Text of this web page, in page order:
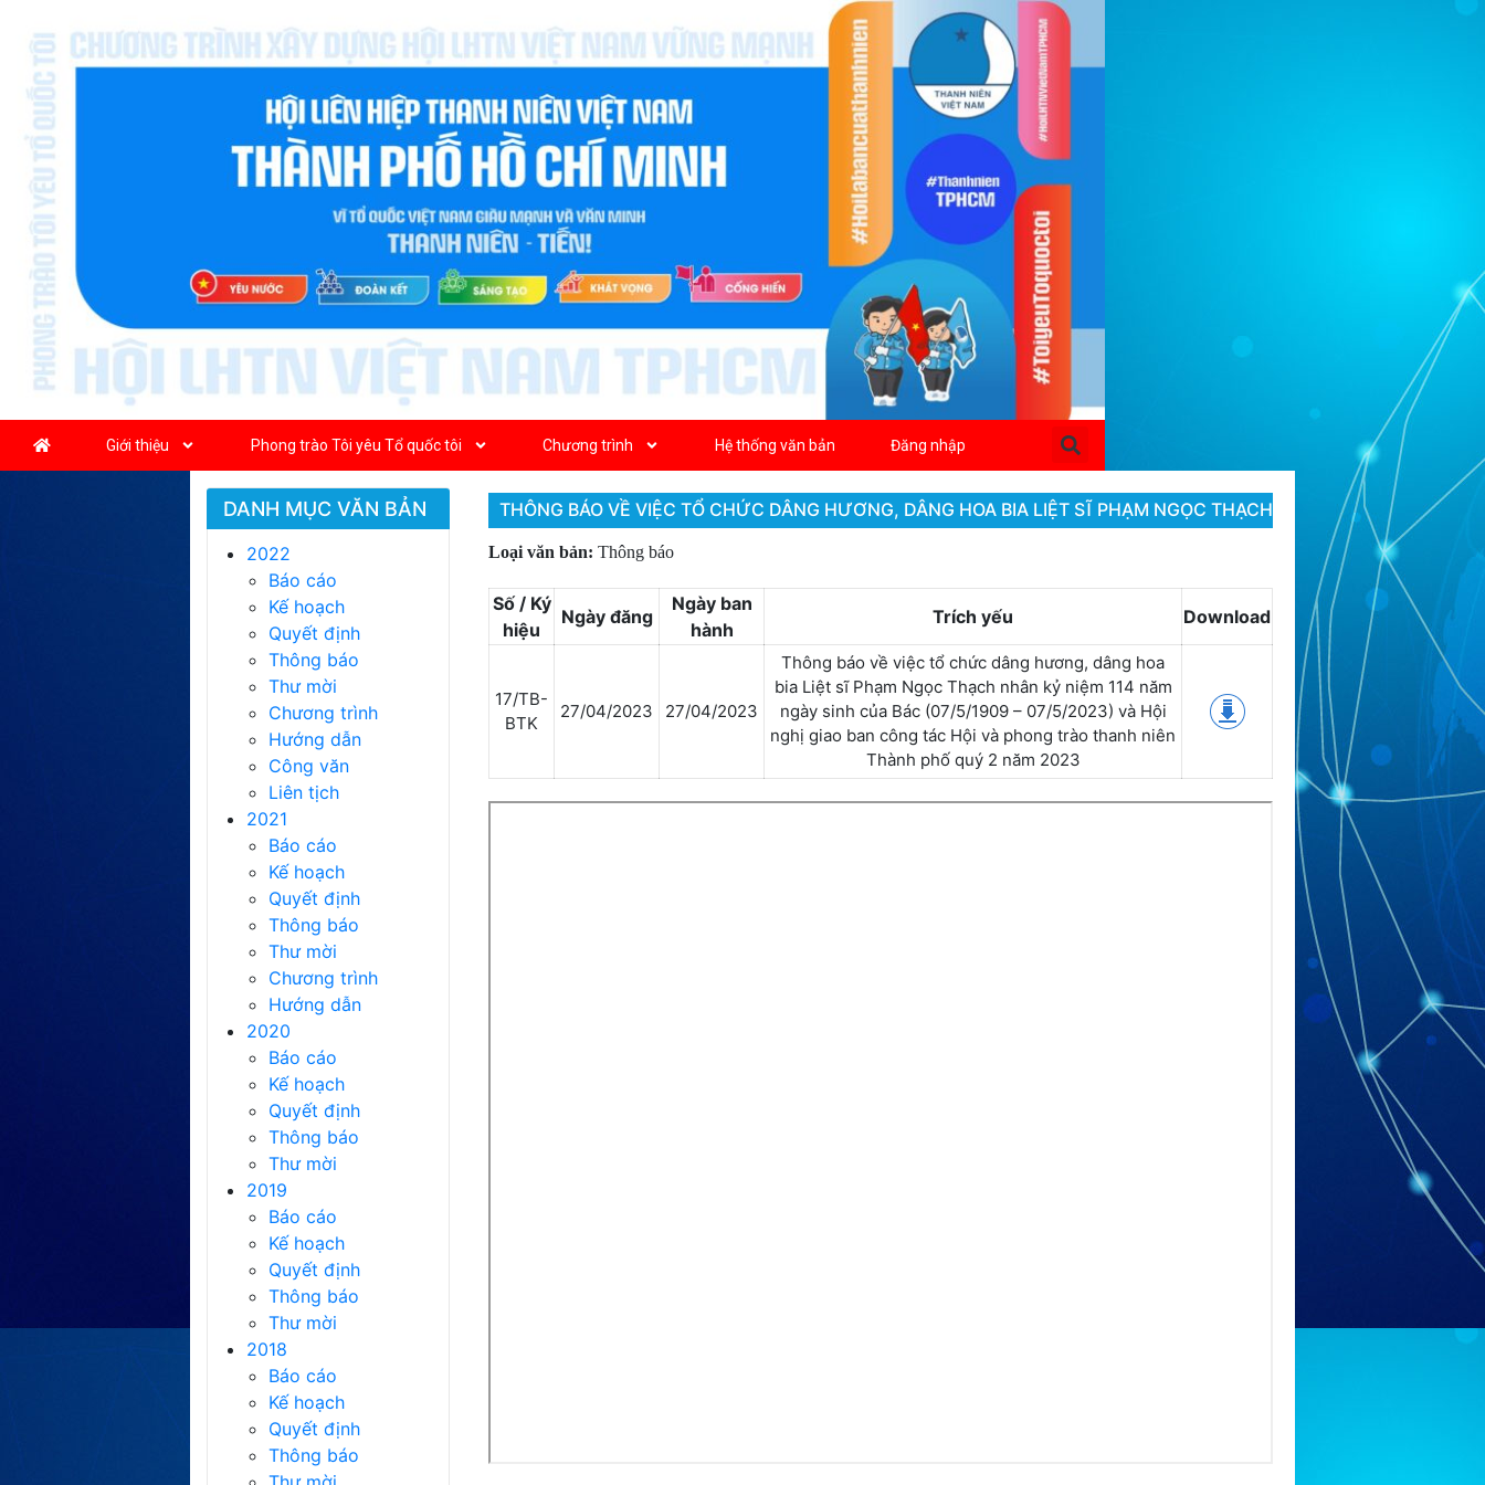
Giới thiệu Phong trào Tôi yêu Tổ quốc tôi Chương trình Hệ thống văn bản Đăng nhập
DANH MỤC VĂN BẢN
2022
Báo cáo
Kế hoạch
Quyết định
Thông báo
Thư mời
Chương trình
Hướng dẫn
Công văn
Liên tịch
2021
Báo cáo
Kế hoạch
Quyết định
Thông báo
Thư mời
Chương trình
Hướng dẫn
2020
Báo cáo
Kế hoạch
Quyết định
Thông báo
Thư mời
2019
Báo cáo
Kế hoạch
Quyết định
Thông báo
Thư mời
2018
Báo cáo
Kế hoạch
Quyết định
Thông báo
THÔNG BÁO VỀ VIỆC TỔ CHỨC DÂNG HƯƠNG, DÂNG HOA BIA LIỆT SĨ PHẠM NGỌC THẠCH NHÂN KỶ NIỆM 114
Loại văn bản: Thông báo
Số / Ký
hiệu
Ngày đăng
Ngày ban
hành
Trích yếu Download
17/TB-
BTK
27/04/2023 27/04/2023
Thông báo về việc tổ chức dâng hương, dâng hoa
bia Liệt sĩ Phạm Ngọc Thạch nhân kỷ niệm 114 năm
ngày sinh của Bác (07/5/1909 – 07/5/2023) và Hội
nghị giao ban công tác Hội và phong trào thanh niên
Thành phố quý 2 năm 2023